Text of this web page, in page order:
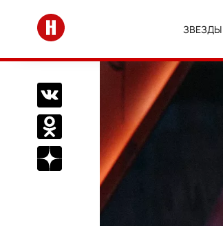
Перейти на главную
ЗВЕЗДЫ
Поделиться Вконтакте
Поделиться в Одноклассниках
Подписаться на нас в Дзен